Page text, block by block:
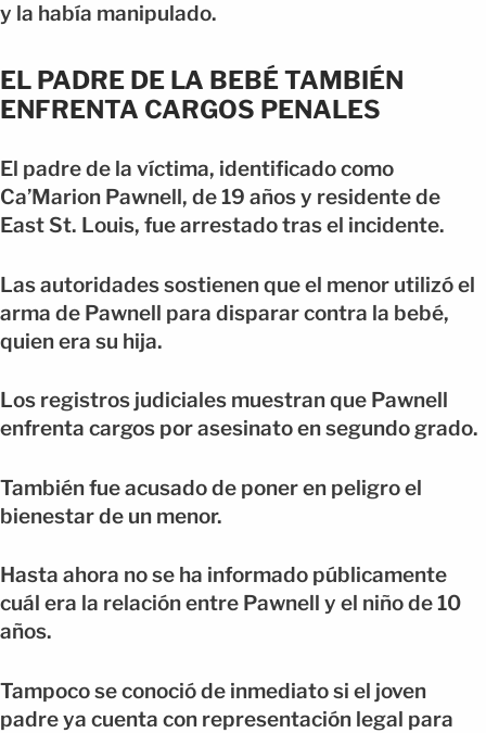
y la había manipulado.
EL PADRE DE LA BEBÉ TAMBIÉN
ENFRENTA CARGOS PENALES
El padre de la víctima, identificado como
Ca’Marion Pawnell, de 19 años y residente de
East St. Louis, fue arrestado tras el incidente.
Las autoridades sostienen que el menor utilizó el
arma de Pawnell para disparar contra la bebé,
quien era su hija.
Los registros judiciales muestran que Pawnell
enfrenta cargos por asesinato en segundo grado.
También fue acusado de poner en peligro el
bienestar de un menor.
Hasta ahora no se ha informado públicamente
cuál era la relación entre Pawnell y el niño de 10
años.
Tampoco se conoció de inmediato si el joven
padre ya cuenta con representación legal para